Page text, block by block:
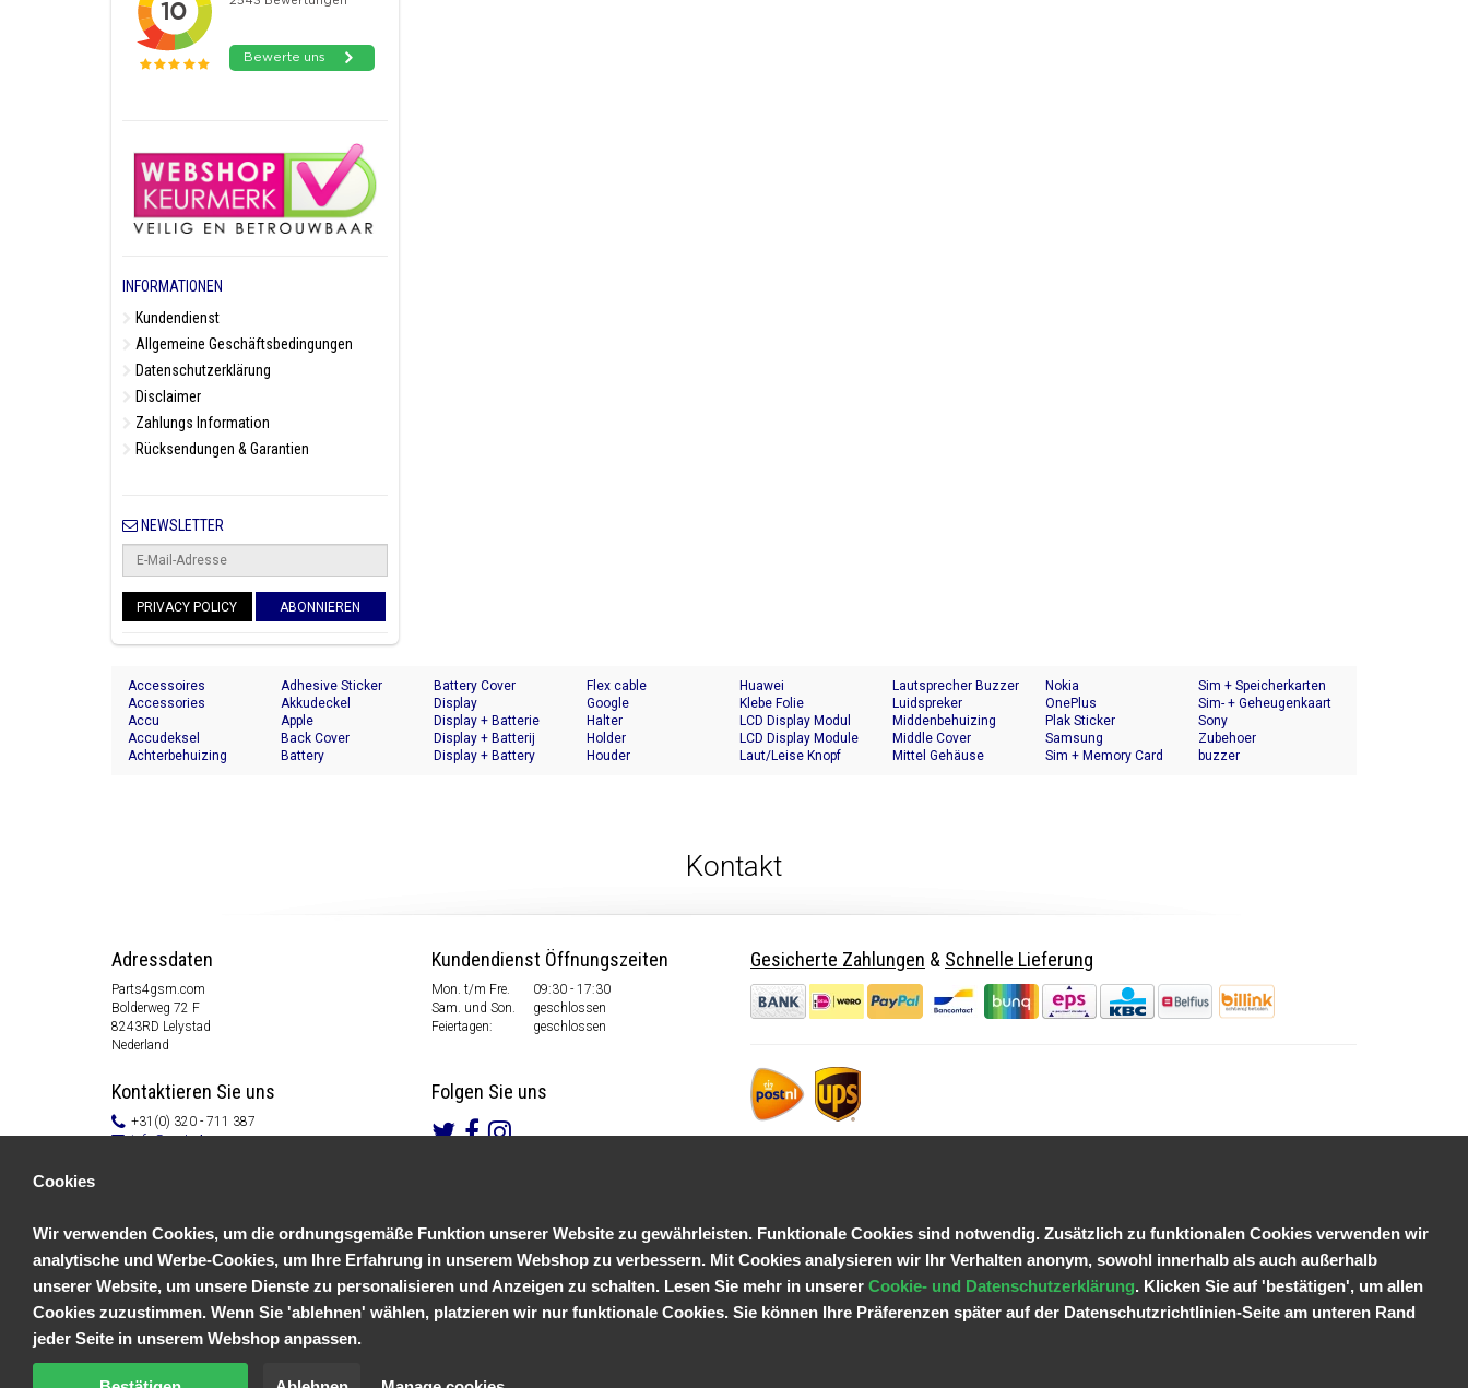
INFORMATIONEN
Kundendienst
Allgemeine Geschäftsbedingungen
Datenschutzerklärung
Disclaimer
Zahlungs Information
Rücksendungen & Garantien
NEWSLETTER
PRIVACY POLICY ABONNIEREN
Accessoires
Accessories
Accu
Accudeksel
Achterbehuizing
Adhesive Sticker
Akkudeckel
Apple
Back Cover
Battery
Battery Cover
Display
Display + Batterie
Display + Batterij
Display + Battery
Flex cable
Google
Halter
Holder
Houder
Huawei
Klebe Folie
LCD Display Modul
LCD Display Module
Laut/Leise Knopf
Lautsprecher Buzzer
Luidspreker
Middenbehuizing
Middle Cover
Mittel Gehäuse
Nokia
OnePlus
Plak Sticker
Samsung
Sim + Memory Card
Sim + Speicherkarten
Halter
Sim- + Geheugenkaart
Houder
Sony
Zubehoer
buzzer
Kontakt
Adressdaten
Parts4gsm.com
Bolderweg 72 F
8243RD Lelystad
Nederland
Kontaktieren Sie uns
+31(0) 320 - 711 387
info@parts4gsm.com
Kundendienst
Allgemeine Geschäftsbedingungen
Disclaimer
Zahlungs Information
Kundendienst Öffnungszeiten
Mon. t/m Fre.
09:30 - 17:30
Sam. und Son.
geschlossen
Feiertagen:
geschlossen
Folgen Sie uns
Gesicherte Zahlungen & Schnelle Lieferung
Cookies
Wir verwenden Cookies, um die ordnungsgemäße Funktion unserer Website zu gewährleisten. Funktionale Cookies sind notwendig. Zusätzlich zu funktionalen Cookies verwenden wir
analytische und Werbe-Cookies, um Ihre Erfahrung in unserem Webshop zu verbessern. Mit Cookies analysieren wir Ihr Verhalten anonym, sowohl innerhalb als auch außerhalb
unserer Website, um unsere Dienste zu personalisieren und Anzeigen zu schalten. Lesen Sie mehr in unserer Cookie- und Datenschutzerklärung. Klicken Sie auf 'bestätigen', um allen
Cookies zuzustimmen. Wenn Sie 'ablehnen' wählen, platzieren wir nur funktionale Cookies. Sie können Ihre Präferenzen später auf der Datenschutzrichtlinien-Seite am unteren Rand
jeder Seite in unserem Webshop anpassen.